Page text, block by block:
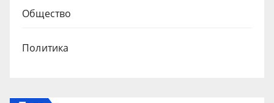
Общество
Политика